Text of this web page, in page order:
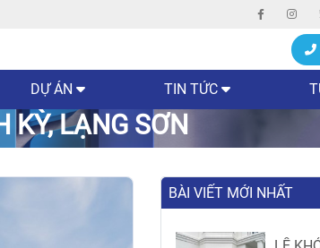
DỰ ÁN TIN TỨC
KỲ, LẠNG SƠN
BÀI VIẾT MỚI NHẤT